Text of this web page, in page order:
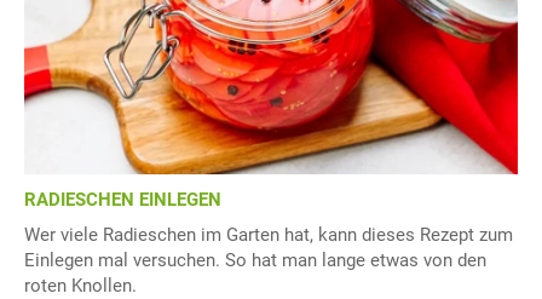
RADIESCHEN EINLEGEN
Wer viele Radieschen im Garten hat, kann dieses Rezept zum
Einlegen mal versuchen. So hat man lange etwas von den
roten Knollen.